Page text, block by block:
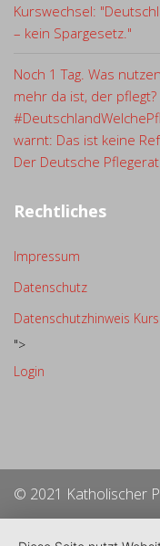
Kurswechsel:
– kein Spargesetz."
Noch 1 Tag. Was
mehr da ist, der
warnt: Das ist keine
Der Deutsche Pflegerat
Rechtliches
Impressum
Datenschutz
Datenschutzhinweis
">
Login
© 2021 Katholischer